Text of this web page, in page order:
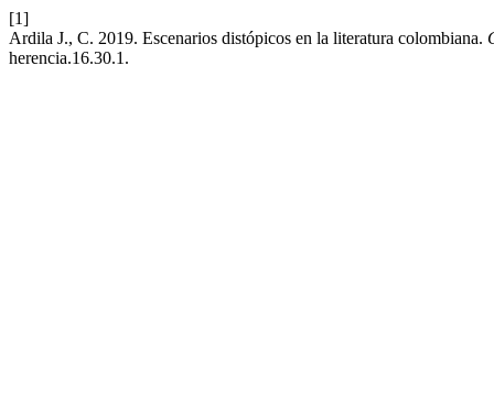
[1]
Ardila J., C. 2019. Escenarios distópicos en la literatura colombiana.
herencia.16.30.1.